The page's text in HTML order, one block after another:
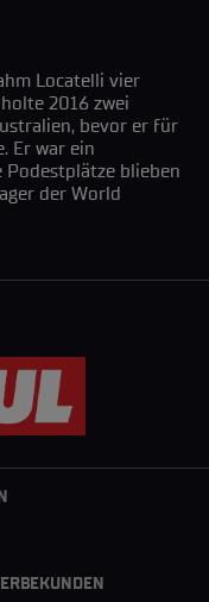
Locatelli vier
2016 zwei
bevor er für
Er war ein
blieben
der World